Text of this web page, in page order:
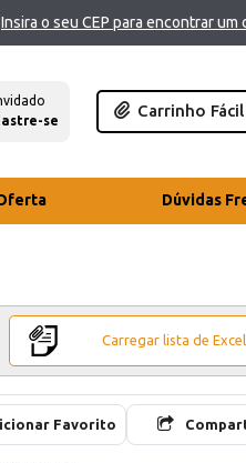
Insira o seu CEP para encontrar um
se
Carrinho Fácil
Dúvidas
Carregar lista de Excel
Favorito